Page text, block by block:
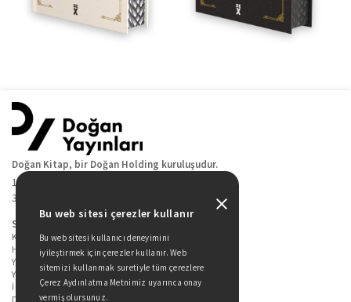
Doğan Kitap, bir Doğan Holding kuruluşudur.
19 Mayıs Cad. Golden Plaza No:1 Kat:10
34360 / Şişli / İstanbul
Sitede Yer Alan Sayfalar
Kitaplarımız
Hakkımızda
Yazarlarımız
Yazar Adayları İçin
İletişim
Duygu Asena Roman Ödülü
Bu web sitesi çerezler kullanır
Bu web sitesi kullanıcı deneyimini
iyileştirmek için çerezler kullanır. Web
sitemizi kullanmak suretiyle tüm çerezlere
Çerez Aydınlatma Metnimiz uyarınca onay
vermiş olursunuz.